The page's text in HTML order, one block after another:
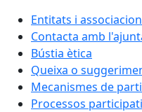
Entitats i
Contacta amb
Bústia ètica
Queixa o
Mecanismes de
Processos